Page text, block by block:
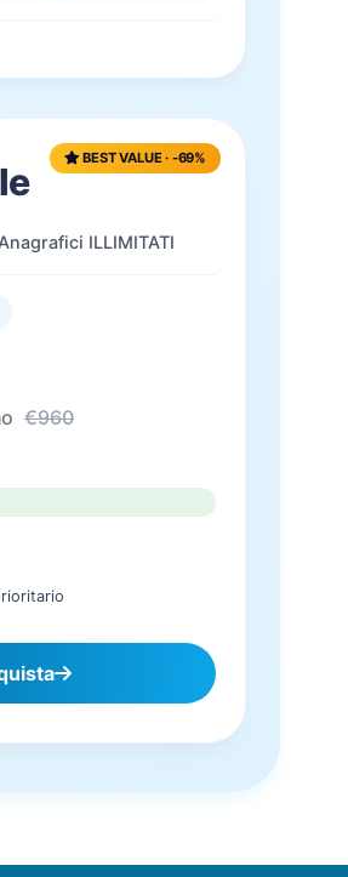
BEST VALUE · -69%
ILLIMITATI
€960